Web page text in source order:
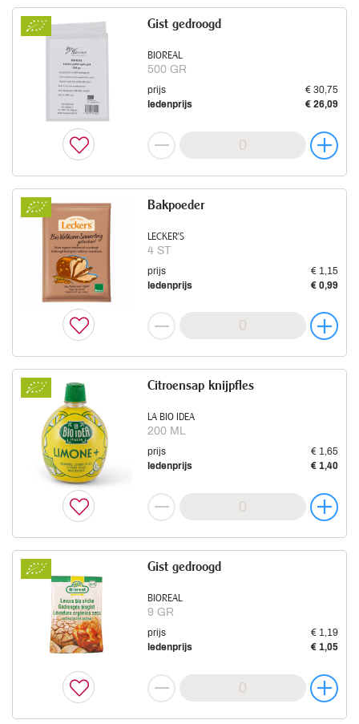
BIOREAL
500 GR
Gist gedroogd
prijs
€ 30,75
ledenprijs
€ 26,09
LECKER'S
4 ST
Bakpoeder
prijs
€ 1,15
ledenprijs
€ 0,99
LA BIO IDEA
200 ML
Citroensap knijpfles
prijs
€ 1,65
ledenprijs
€ 1,40
BIOREAL
9 GR
Gist gedroogd
prijs
€ 1,19
ledenprijs
€ 1,05